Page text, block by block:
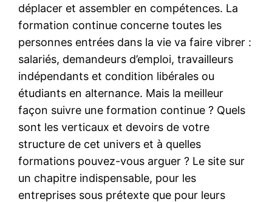
déplacer et assembler en compétences. La
formation continue concerne toutes les
personnes entrées dans la vie va faire vibrer :
salariés, demandeurs d’emploi, travailleurs
indépendants et condition libérales ou
étudiants en alternance. Mais la meilleur
façon suivre une formation continue ? Quels
sont les verticaux et devoirs de votre
structure de cet univers et à quelles
formations pouvez-vous arguer ? Le site sur
un chapitre indispensable, pour les
entreprises sous prétexte que pour leurs